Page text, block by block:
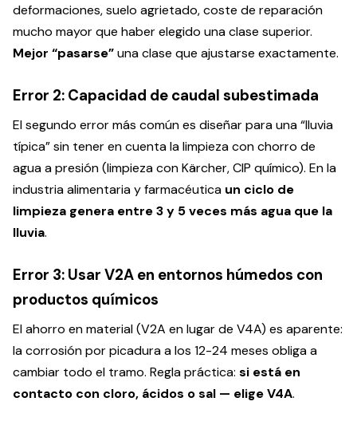
deformaciones, suelo agrietado, coste de reparación
mucho mayor que haber elegido una clase superior.
Mejor “pasarse”una clase que ajustarse exactamente.
Error 2: Capacidad de caudal subestimada
El segundo error más común es diseñar para una “lluvia
típica” sin tener en cuenta la limpieza con chorro de
agua a presión (limpieza con Kärcher, CIP químico). En la
industria alimentaria y farmacéutica un ciclo de
limpieza genera entre 3 y 5 veces más agua que la
lluvia.
Error 3: Usar V2A en entornos húmedos con
productos químicos
El ahorro en material (V2A en lugar de V4A) es aparente:
la corrosión por picadura a los 12-24 meses obliga a
cambiar todo el tramo. Regla práctica: si está en
contacto con cloro, ácidos o sal — elige V4A.